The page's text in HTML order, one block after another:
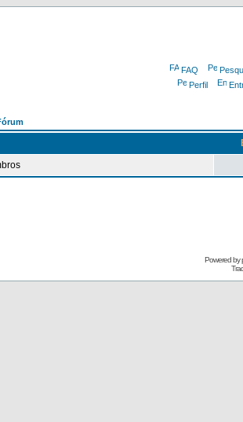
FAQ
Perfil
Powered by